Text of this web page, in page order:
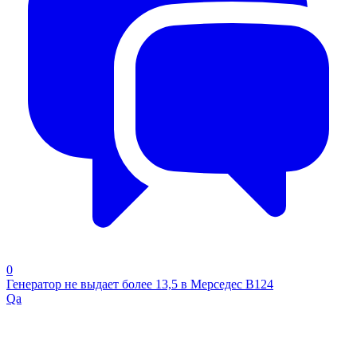
0
Генератор не выдает более 13,5 в Мерседес В124
Qa